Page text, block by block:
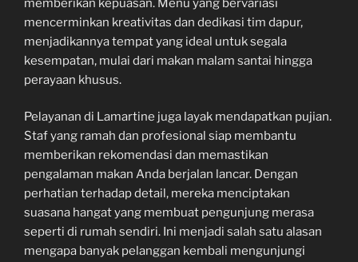
memberikan kepuasan. Menu yang bervariasi
mencerminkan kreativitas dan dedikasi tim dapur,
menjadikannya tempat yang ideal untuk segala
kesempatan, mulai dari makan malam santai hingga
perayaan khusus.
Pelayanan di Lamartine juga layak mendapatkan pujian.
Staf yang ramah dan profesional siap membantu
memberikan rekomendasi dan memastikan
pengalaman makan Anda berjalan lancar. Dengan
perhatian terhadap detail, mereka menciptakan
suasana hangat yang membuat pengunjung merasa
seperti di rumah sendiri. Ini menjadi salah satu alasan
mengapa banyak pelanggan kembali mengunjungi